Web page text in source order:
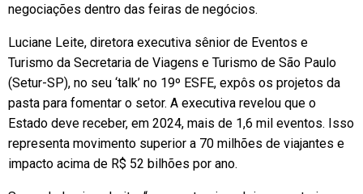
negociações dentro das feiras de negócios.
Luciane Leite, diretora executiva sênior de Eventos e
Turismo da Secretaria de Viagens e Turismo de São Paulo
(Setur-SP), no seu ‘talk’ no 19º ESFE, expôs os projetos da
pasta para fomentar o setor. A executiva revelou que o
Estado deve receber, em 2024, mais de 1,6 mil eventos. Isso
representa movimento superior a 70 milhões de viajantes e
impacto acima de R$ 52 bilhões por ano.